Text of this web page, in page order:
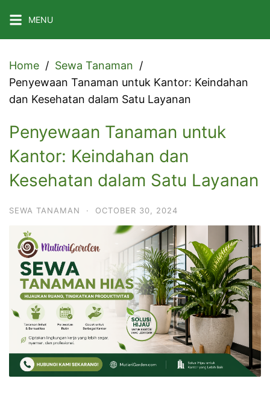
to
MENU
Home
Sewa Tanaman
Penyewaan Tanaman untuk Kantor: Keindahan
dan Kesehatan dalam Satu Layanan
Penyewaan Tanaman untuk
Kantor: Keindahan dan
Kesehatan dalam Satu Layanan
SEWA TANAMAN · OCTOBER 30, 2024